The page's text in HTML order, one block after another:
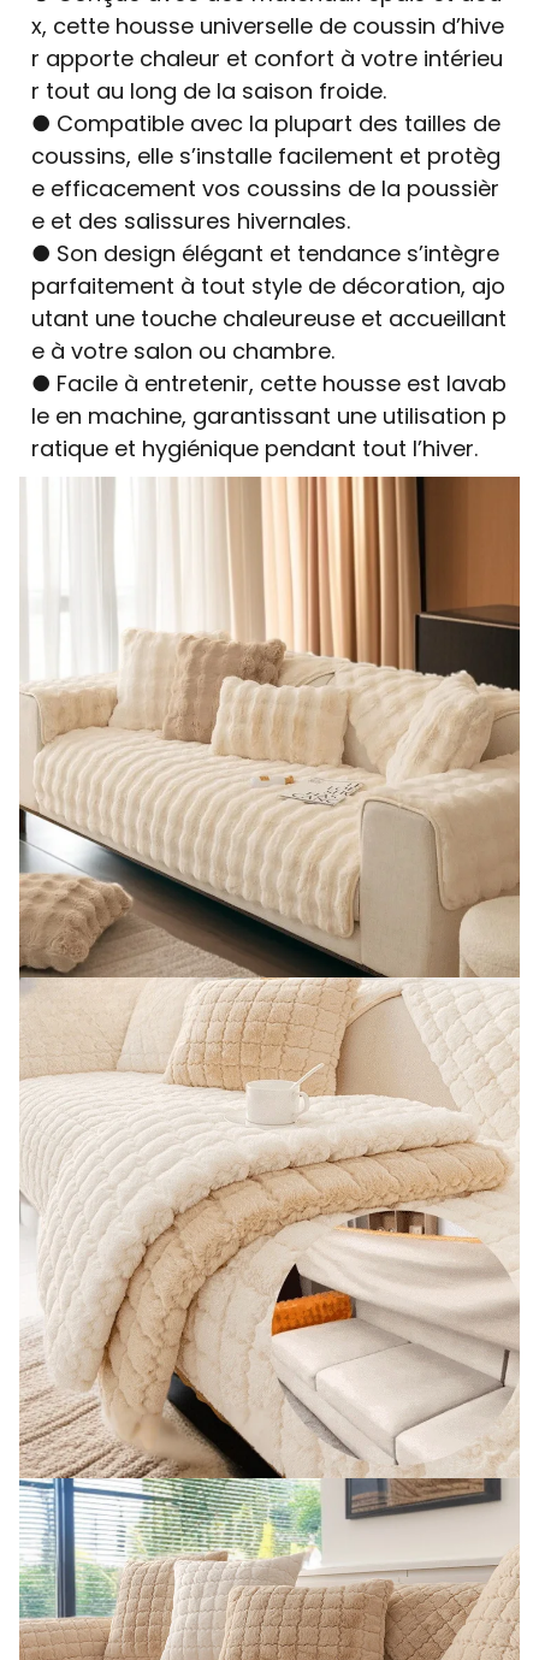
x, cette housse universelle de coussin d’hive
r apporte chaleur et confort à votre intérieu
r tout au long de la saison froide.
● Compatible avec la plupart des tailles de
coussins, elle s’installe facilement et protèg
e efficacement vos coussins de la poussièr
e et des salissures hivernales.
● Son design élégant et tendance s’intègre
parfaitement à tout style de décoration, ajo
utant une touche chaleureuse et accueillant
e à votre salon ou chambre.
● Facile à entretenir, cette housse est lavab
le en machine, garantissant une utilisation p
ratique et hygiénique pendant tout l’hiver.